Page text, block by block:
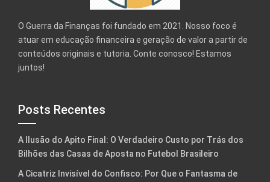
O Guerra da Finanças foi fundado em 2021. Nosso foco é
atuar em educação financeira e geração de valor a partir de
conteúdos originais e tutoria. Conte conosco! Estamos
juntos!
Posts Recentes
A Ilusão do Apito Final: O Verdadeiro Custo por Trás dos
Bilhões das Casas de Aposta no Futebol Brasileiro
A Cicatriz Invisível do Confisco: Por Que o Fantasma de